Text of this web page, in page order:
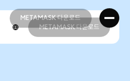
METAMASK 다운로드
METAMASK 다운로드
METAMASK 다운로드